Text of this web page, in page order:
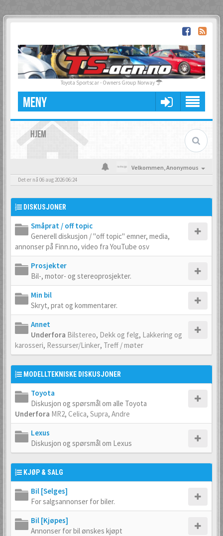
Toyota Sportscar - Owners Group Norway
MENY
HJEM
Velkommen,Anonymous
Det er nå 06 aug 2026 06:24
DISKUSJONER
Småprat / off topic
Generell diskusjon / "off topic" emner, media,
annonser på Finn.no, video fra YouTube osv
Prosjekter
Bil-, motor- og stereoprosjekter.
Min bil
Skryt, prat og kommentarer.
Annet
Underfora Bilstereo, Dekk og felg, Lakkering og
karosseri, Ressurser/Linker, Treff / møter
MODELLTEKNISKE DISKUSJONER
Toyota
Diskusjon og spørsmål om alle Toyota
Underfora MR2, Celica, Supra, Andre
Lexus
Diskusjon og spørsmål om Lexus
KJØP & SALG
Bil [Selges]
For salgsannonser for biler.
Bil [Kjøpes]
Annonser for bil ønskes kjøpt